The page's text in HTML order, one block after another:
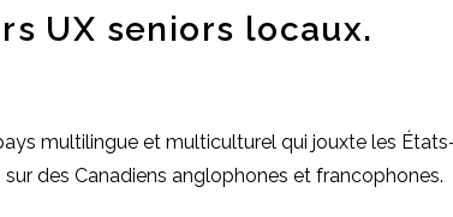
UX seniors locaux.
multilingue et multiculturel qui jouxte les
des Canadiens anglophones et francophones.